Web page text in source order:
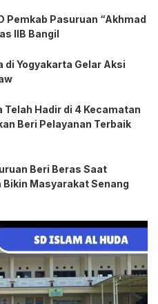
Pemkab Pasuruan “Akhmad
IIB Bangil
di Yogyakarta Gelar Aksi
Telah Hadir di 4 Kecamatan
Beri Pelayanan Terbaik
Beri Beras Saat
Masyarakat Senang